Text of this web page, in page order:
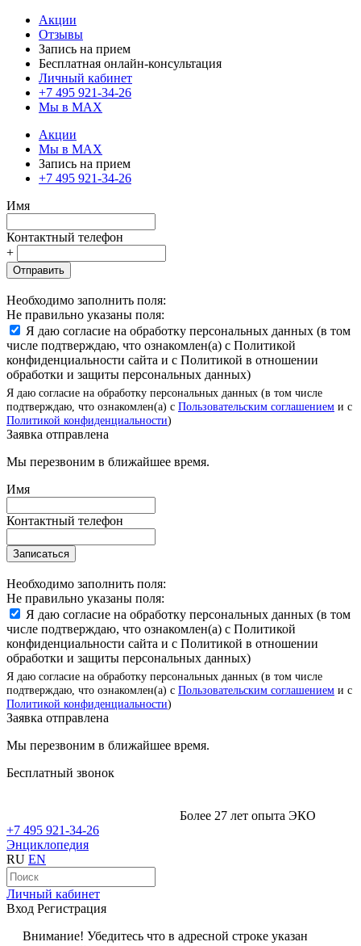
Акции
Отзывы
Запись на прием
Бесплатная онлайн-консультация
Личный кабинет
+7 495 921-34-26
Мы в MAX
Акции
Мы в MAX
Запись на прием
+7 495 921-34-26
Имя
Контактный телефон
+
Отправить
Необходимо заполнить поля:
Не правильно указаны поля:
Я даю согласие на обработку персональных данных (в том
числе подтверждаю, что ознакомлен(а) с Политикой
конфиденциальности сайта и с Политикой в отношении
обработки и защиты персональных данных)
Я даю согласие на обработку персональных данных (в том числе
подтверждаю, что ознакомлен(а) с Пользовательским соглашением и с
Политикой конфиденциальности)
Заявка отправлена
Мы перезвоним в ближайшее время.
Имя
Контактный телефон
Записаться
Необходимо заполнить поля:
Не правильно указаны поля:
Я даю согласие на обработку персональных данных (в том
числе подтверждаю, что ознакомлен(а) с Политикой
конфиденциальности сайта и с Политикой в отношении
обработки и защиты персональных данных)
Я даю согласие на обработку персональных данных (в том числе
подтверждаю, что ознакомлен(а) с Пользовательским соглашением и с
Политикой конфиденциальности)
Заявка отправлена
Мы перезвоним в ближайшее время.
Бесплатный звонок
Более 27 лет опыта ЭКО
+7 495 921-34-26
Энциклопедия
RU EN
Личный кабинет
Вход Регистрация
Внимание! Убедитесь что в адресной строке указан